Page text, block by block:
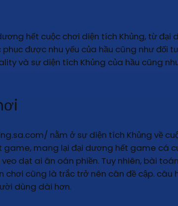
hết cuộc chơi diện tích Khủng, từ đại
được nhu yếu của hầu cũng như đối
và sự diện tích Khủng của hầu cũng
nằm ở sự diện tích Khủng về
mang lại đại dương hết game cá
dạt ai ân oán phiền. Tuy nhiên, bài
chơi cũng là trắc trở nên cân đề cập. câu
dùng dài hơn.